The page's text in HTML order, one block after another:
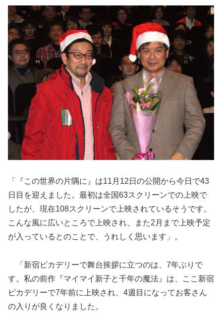
「『この世界の片隅に』は11月12日の公開から今日で43
日目を迎えました。最初は全国63スクリーンでの上映で
したが、現在108スクリーンで上映されているそうです。
こんな風に広いところで上映され、また2月まで上映予定
が入っているとのことで、うれしく思います」。
「新宿ピカデリーで舞台挨拶に立つのは、7年ぶりで
す。私の前作『マイマイ新子と千年の魔法』は、ここ新宿
ピカデリーで7年前に上映され、4週目になってお客さん
の入りが良くなりました。